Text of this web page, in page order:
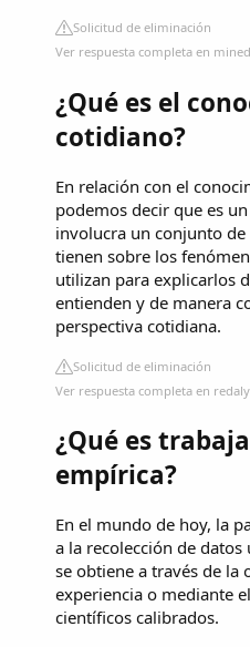
Solicitud de eliminación
Ver respuesta completa en
¿Qué es el
cotidiano?
En relación con el
podemos decir que es
involucra un conjunto de
tienen sobre los
utilizan para explicarlos
entienden y de manera
perspectiva cotidiana.
Solicitud de eliminación
Ver respuesta completa en
¿Qué es
empírica?
En el mundo de hoy, la
a la recolección de
se obtiene a través de la
experiencia o mediante
científicos calibrados.